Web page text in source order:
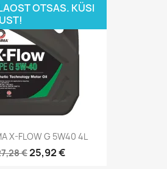
X-FLOW G 5W40 4L
€25,92 €
OTSAS. KÜSI